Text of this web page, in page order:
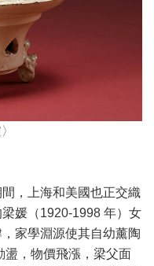
，上海和美國也正交織
媛（1920-1998 年）女
家學淵源使其自幼薰陶
盪，物價飛漲，梁父面